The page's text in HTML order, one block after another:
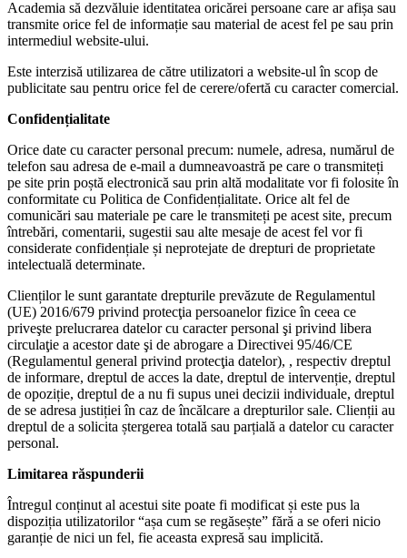
Academia să dezvăluie identitatea oricărei persoane care ar afișa sau
transmite orice fel de informație sau material de acest fel pe sau prin
intermediul website-ului.
Este interzisă utilizarea de către utilizatori a website-ul în scop de
publicitate sau pentru orice fel de cerere/ofertă cu caracter comercial.
Confidențialitate
Orice date cu caracter personal precum: numele, adresa, numărul de
telefon sau adresa de e-mail a dumneavoastră pe care o transmiteți
pe site prin poștă electronică sau prin altă modalitate vor fi folosite în
conformitate cu Politica de Confidențialitate. Orice alt fel de
comunicări sau materiale pe care le transmiteți pe acest site, precum
întrebări, comentarii, sugestii sau alte mesaje de acest fel vor fi
considerate confidențiale și neprotejate de drepturi de proprietate
intelectuală determinate.
Clienților le sunt garantate drepturile prevăzute de Regulamentul
(UE) 2016/679 privind protecţia persoanelor fizice în ceea ce
priveşte prelucrarea datelor cu caracter personal şi privind libera
circulaţie a acestor date şi de abrogare a Directivei 95/46/CE
(Regulamentul general privind protecţia datelor), , respectiv dreptul
de informare, dreptul de acces la date, dreptul de intervenție, dreptul
de opoziție, dreptul de a nu fi supus unei decizii individuale, dreptul
de se adresa justiției în caz de încălcare a drepturilor sale. Clienții au
dreptul de a solicita ștergerea totală sau parțială a datelor cu caracter
personal.
Limitarea răspunderii
Întregul conținut al acestui site poate fi modificat și este pus la
dispoziția utilizatorilor “așa cum se regăsește” fără a se oferi nicio
garanție de nici un fel, fie aceasta expresă sau implicită.